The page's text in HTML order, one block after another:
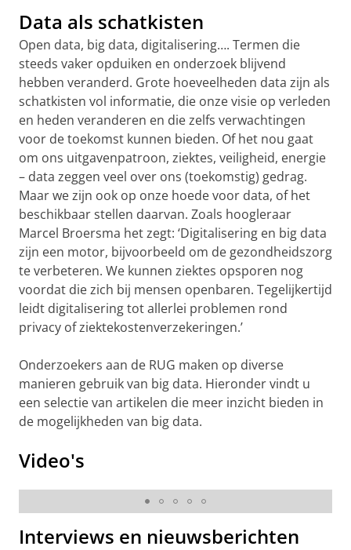
Data als schatkisten
Open data, big data, digitalisering…. Termen die
steeds vaker opduiken en onderzoek blijvend
hebben veranderd. Grote hoeveelheden data zijn als
schatkisten vol informatie, die onze visie op verleden
en heden veranderen en die zelfs verwachtingen
voor de toekomst kunnen bieden. Of het nou gaat
om ons uitgavenpatroon, ziektes, veiligheid, energie
– data zeggen veel over ons (toekomstig) gedrag.
Maar we zijn ook op onze hoede voor data, of het
beschikbaar stellen daarvan. Zoals hoogleraar
Marcel Broersma het zegt: ‘Digitalisering en big data
zijn een motor, bijvoorbeeld om de gezondheidszorg
te verbeteren. We kunnen ziektes opsporen nog
voordat die zich bij mensen openbaren. Tegelijkertijd
leidt digitalisering tot allerlei problemen rond
privacy of ziektekostenverzekeringen.’
Onderzoekers aan de RUG maken op diverse
manieren gebruik van big data. Hieronder vindt u
een selectie van artikelen die meer inzicht bieden in
de mogelijkheden van big data.
Video's
Interviews en nieuwsberichten